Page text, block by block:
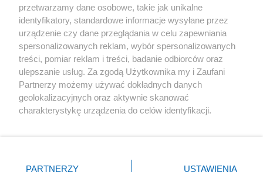
Kultura
X Facebook Instagram Youtube
przetwarzamy dane osobowe, takie jak unikalne
identyfikatory, standardowe informacje wysyłane przez
urządzenie czy dane przeglądania w celu zapewniania
spersonalizowanych reklam, wybór spersonalizowanych
treści, pomiar reklam i treści, badanie odbiorców oraz
ulepszanie usług. Za zgodą Użytkownika my i Zaufani
Partnerzy możemy używać dokładnych danych
geolokalizacyjnych oraz aktywnie skanować
charakterystykę urządzenia do celów identyfikacji.
zmienić/wycofać klikając przycisk ustawień prywatności
PARTNERZY USTAWIENIA